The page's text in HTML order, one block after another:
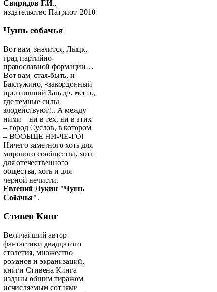
Свиридов Г.И.,
издательство Патриот, 2010
Чушь собачья
Вот вам, значится, Лыцк,
град партийно-
православной формации…
Вот вам, стал-быть, и
Баклужино, «закордонный
прогнивший Запад», место,
где темные силы
злодействуют!.. А между
ними – ни в тех, ни в этих
– город Суслов, в котором
– ВООБЩЕ НИ-ЧЕ-ГО!
Ничего заметного хоть для
мирового сообщества, хоть
для отечественного
общества, хоть и для
черной нечисти.
Евгений Лукин "Чушь
Собачья".
Стивен Кинг
Величайший автор
фантастики двадцатого
столетия, множество
романов и экранизаций,
книги Стивена Кинга
изданы общим тиражом
исчисляемым сотнями